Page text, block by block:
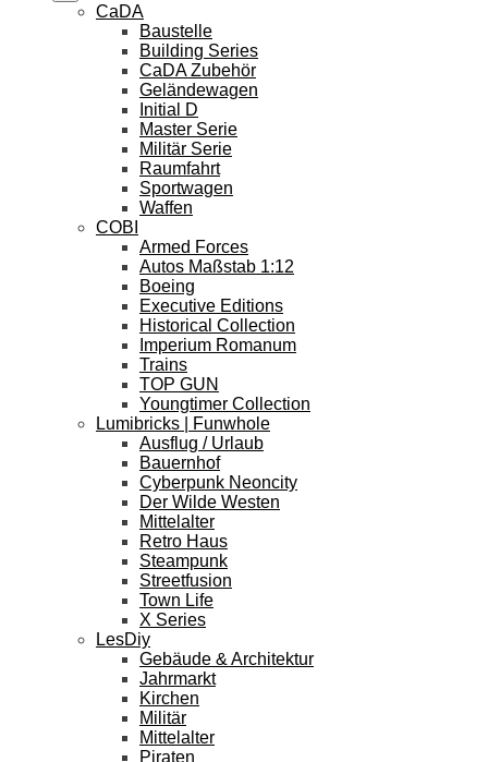
CaDA
Baustelle
Building Series
CaDA Zubehör
Geländewagen
Initial D
Master Serie
Militär Serie
Raumfahrt
Sportwagen
Waffen
COBI
Armed Forces
Autos Maßstab 1:12
Boeing
Executive Editions
Historical Collection
Imperium Romanum
Trains
TOP GUN
Youngtimer Collection
Lumibricks | Funwhole
Ausflug / Urlaub
Bauernhof
Cyberpunk Neoncity
Der Wilde Westen
Mittelalter
Retro Haus
Steampunk
Streetfusion
Town Life
X Series
LesDiy
Gebäude & Architektur
Jahrmarkt
Kirchen
Militär
Mittelalter
Piraten